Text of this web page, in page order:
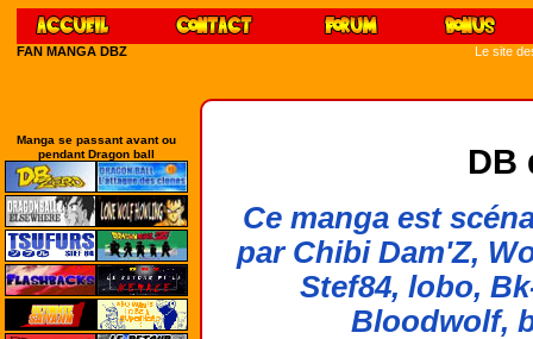
FAN MANGA DBZ Le site
Manga se passant avant ou
pendant Dragon ball
DB
Ce manga est
par Chibi Dam'Z,
Stef84, lobo,
Bloodwolf,